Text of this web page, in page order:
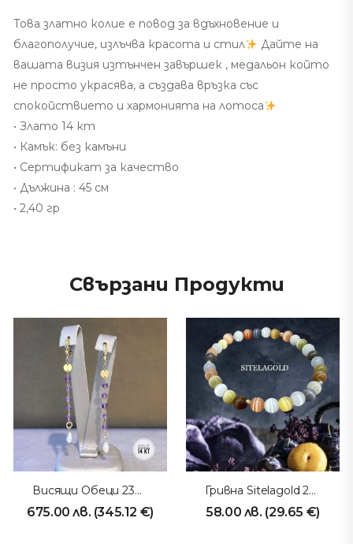
Това златно колие е повод за вдъхновение и
благополучие, излъчва красота и стил
Дайте на
вашата визия изтънчен завършек , медальон който
не просто украсява, а създава връзка със
спокойствието и хармонията на лотоса
• Злато 14 кт
• Камък: без камъни
• Сертификат за качество
• Дължина : 45 см
• 2,40 гр
Свързани Продукти
Висящи Обеци 230804
675.00лв. (345.12 €)
Гривна Sitelagold 230905
58.00 лв. (29.65 €)